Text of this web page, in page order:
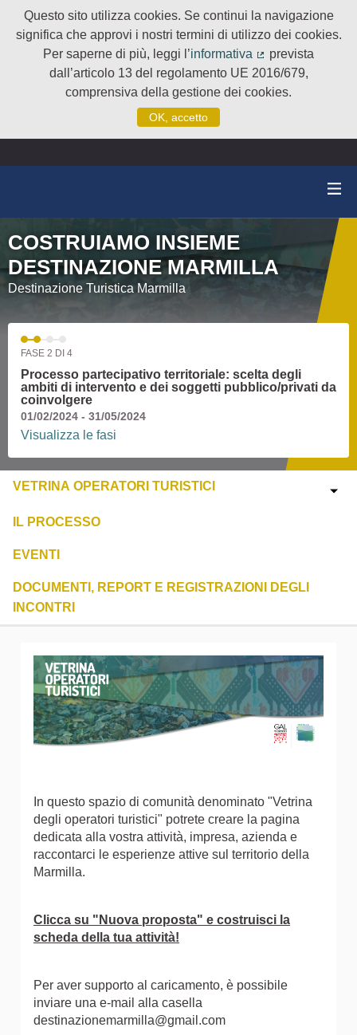
Questo sito utilizza cookies. Se continui la navigazione
significa che approvi i nostri termini di utilizzo dei cookies.
Per saperne di più, leggi l’informativa
(Collegamento
prevista
dall’articolo 13 del regolamento UE 2016/679,
comprensiva della gestione dei cookies.
OK, accetto
COSTRUIAMO INSIEME
DESTINAZIONE MARMILLA
Destinazione Turistica Marmilla
FASE 2 DI 4
Processo partecipativo territoriale: scelta degli
ambiti di intervento e dei soggetti pubblico/privati da
coinvolgere
01/02/2024 - 31/05/2024
Visualizza le fasi
VETRINA OPERATORI TURISTICI
IL PROCESSO
EVENTI
DOCUMENTI, REPORT E REGISTRAZIONI DEGLI
INCONTRI
In questo spazio di comunità denominato "Vetrina
degli operatori turistici" potrete creare la pagina
dedicata alla vostra attività, impresa, azienda e
raccontarci le esperienze attive sul territorio della
Marmilla.
Clicca su "Nuova proposta" e costruisci la
scheda della tua attività!
Per aver supporto al caricamento, è possibile
inviare una e-mail alla casella
destinazionemarmilla@gmail.com